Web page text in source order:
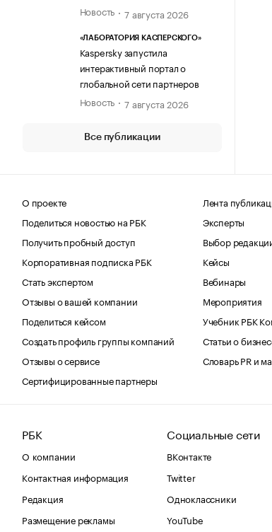
Новость
7 августа 2026
«ЛАБОРАТОРИЯ КАСПЕРСКОГО»
Kaspersky запустила
интерактивный портал о
глобальной сети партнеров
Новость
7 августа 2026
Все публикации
О проекте
Поделиться новостью на РБК
Получить пробный доступ
Корпоративная подписка РБК
Стать экспертом
Отзывы о вашей компании
Поделиться кейсом
Создать профиль группы компаний
Отзывы о сервисе
Сертифицированные партнеры
Лента
Эксперты
Выбор
Кейсы
Вебинары
Мероприятия
Учебник РБК
Статьи о
Словарь PR и
РБК
О компании
Контактная информация
Редакция
Размещение рекламы
Социальные сети
ВКонтакте
Twitter
Одноклассники
YouTube